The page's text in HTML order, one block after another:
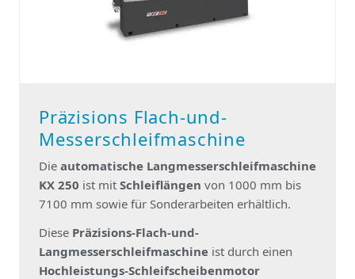
Präzisions Flach-und-
Messerschleifmaschine
Die automatische Langmesserschleifmaschine
KX 250 ist mit Schleiflängen von 1000 mm bis
7100 mm sowie für Sonderarbeiten erhältlich.
Diese Präzisions-Flach-und-
Langmesserschleifmaschine ist durch einen
Hochleistungs-Schleifscheibenmotor